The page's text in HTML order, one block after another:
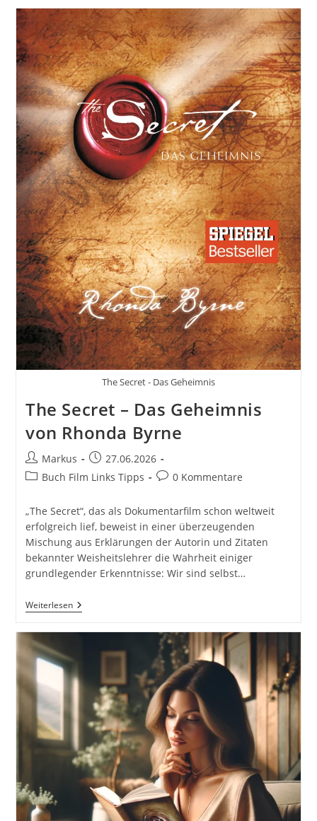
Wie
Du
Deine
Seelenkräfte
Entfesselst
Und
Das
Universum
Auf
Deine
Seite
Bringst
(Spiritualität)
Von
Maxim
Mankevich
The Secret - Das Geheimnis
The Secret – Das Geheimnis
von Rhonda Byrne
Beitrags-
Autor:
Markus
Beitrag
veröffentlicht:
27.06.2026
Beitrags-
Buch Film Links Tipps
Beitrags-
0 Kommentare
„The Secret“, das als Dokumentarfilm schon weltweit
erfolgreich lief, beweist in einer überzeugenden
Mischung aus Erklärungen der Autorin und Zitaten
bekannter Weisheitslehrer die Wahrheit einiger
grundlegender Erkenntnisse: Wir sind selbst…
WeiterlesenThe
Secret
Geheimnis
Rhonda
Byrne